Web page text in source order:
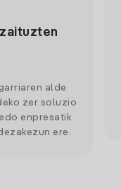
alde
zer soluzio
enpresatik
ere.